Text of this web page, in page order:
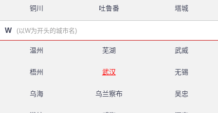
铜川 吐鲁番 塔城
W (以W为开头的城市名)
温州 芜湖 武威
梧州 武汉 无锡
乌海 乌兰察布 吴忠